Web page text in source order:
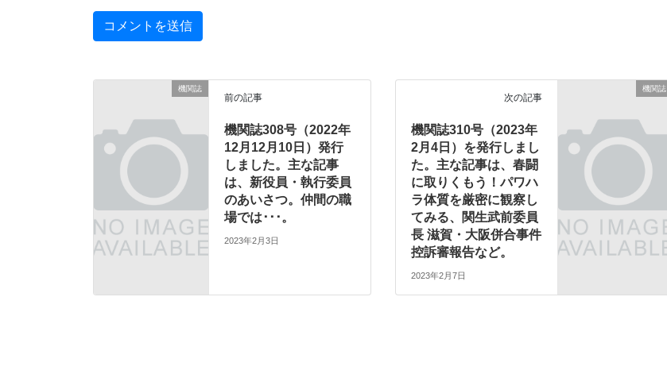
機関誌
前の記事
機関誌308号（2022年
12月12月10日）発行
しました。主な記事
は、新役員・執行委員
のあいさつ。仲間の職
場では･･･。
2023年2月3日
機関誌
次の記事
機関誌310号（2023年
2月4日）を発行しまし
た。主な記事は、春闘
に取りくもう！パワハ
ラ体質を厳密に観察し
てみる、関生武前委員
長 滋賀・大阪併合事件
控訴審報告など。
2023年2月7日